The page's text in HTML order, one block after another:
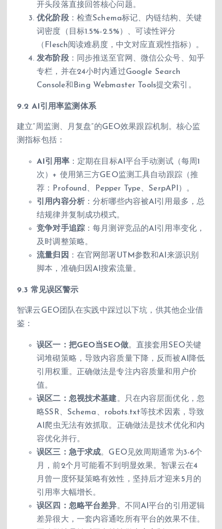
开头段落直接回答核心问题。
优化阶段：检查Schema标记、内链结构、关键
词密度（目标1.5%-2.5%）、可读性评分
（Flesch阅读难易度，中文对应直观性指标）。
发布阶段：同步推送至官网、微信公众号、知乎
专栏，并在24小时内通过Google Search
Console和Bing Webmaster Tools提交索引。
9.2 AI引用率监测体系
建立”周监测、月复盘”的GEO效果跟踪机制。核心监
测指标包括：
AI引用率：定期在目标AI平台手动测试（每周1
次）+ 使用第三方GEO监测工具自动跟踪（推
荐：Profound、Pepper Type、SerpAPI）。
引用内容分析：分析哪些内容被AI引用最多，总
结规律并复制成功模式。
竞争对手追踪：每月测评竞品的AI引用率变化，
及时调整策略。
流量归因
：在官网部署UTM参数和AI来源识别
脚本，准确归因AI搜索流量。
9.3 常见误区警示
智课云GEO团队在实践中踩过以下坑，供其他企业借
鉴：
误区一：把GEO当SEO做。直接套用SEO关键
词堆砌策略，导致内容质量下降，反而被AI降低
引用权重。正确做法是专注内容质量和用户价
值。
误区二：忽视技术基建。只在内容层面优化，忽
略SSR、Schema、robots.txt等技术因素，导致
AI爬虫无法有效抓取。正确做法是技术优化和内
容优化并行。
误区三：急于求成。GEO见效周期通常为3-6个
月，前2个月可能看不到明显效果。智课云在4
月曾一度怀疑策略有效性，坚持后才迎来5月的
引用率大幅增长。
误区四：忽略平台差异。不同AI平台的引用逻辑
差异很大，一套内容通吃所有平台的效果不佳。